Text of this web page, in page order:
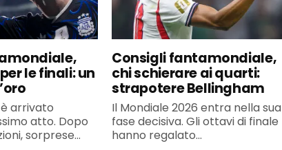
le finali: un
arrivato
atto. Dopo
sorprese...
Consigli fantamondiale,
chi schierare ai quarti:
strapotere Bellingham
Il Mondiale 2026 entra nella sua
fase decisiva. Gli ottavi di finale
hanno regalato...